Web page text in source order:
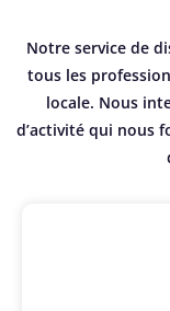
Notre service de
tous les
locale. Nous
d’activité qui nous